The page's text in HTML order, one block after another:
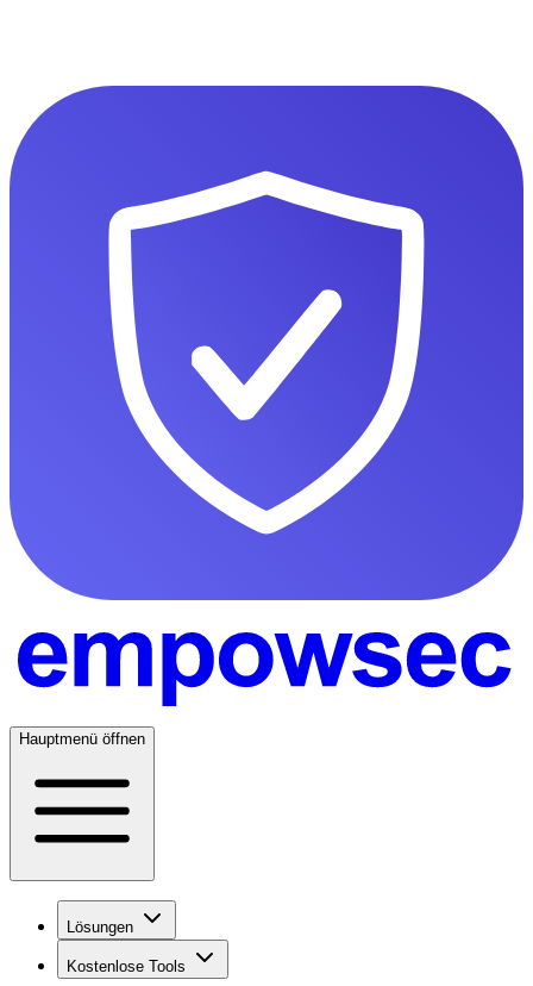
Hauptmenü öffnen
Lösungen
Kostenlose Tools